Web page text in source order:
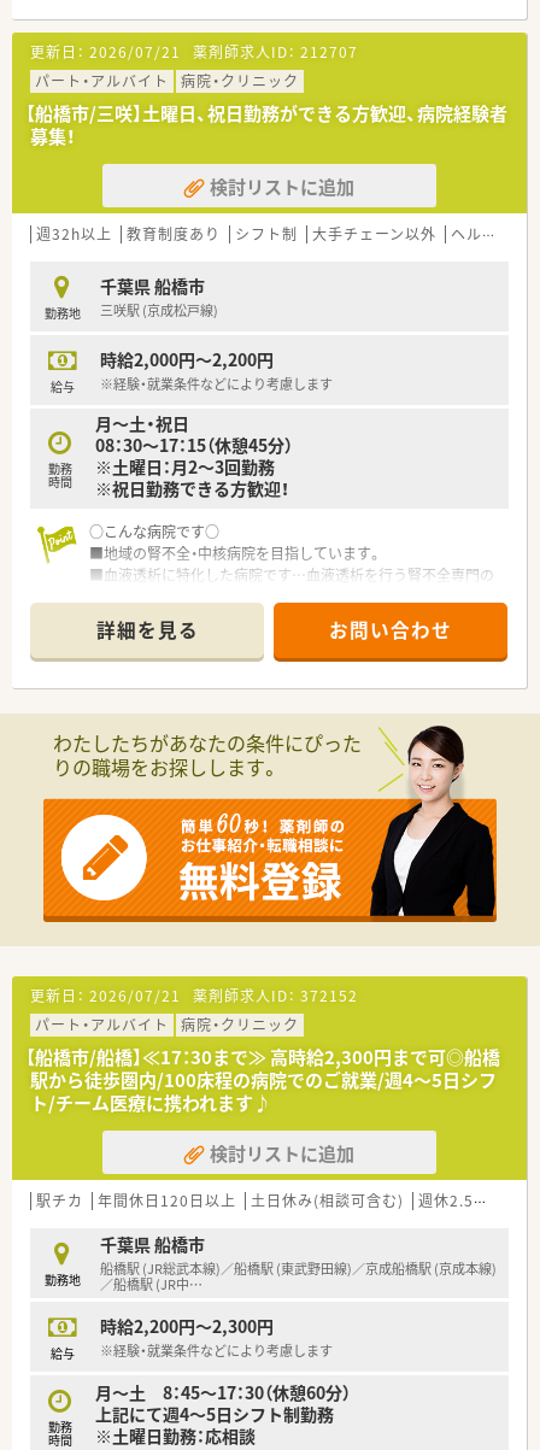
精神科訪問看護、精神科デイケア、アルコールデイケア、精神科
作業療法でのリハビリ等により、社会復帰に向けた支援もされて
いる病院です。
〇業務内容〇
精神科病院のため、調剤業務がメインになります。
いただきます。
〇おすすめポイント〇
■有休消化率は90％以上！時間単位での取得も可能です。
■野球部等の部活動や、親睦会主催の忘年会もあり、職員間でも
コミュニケーションが取れる場がございます。
日本全国にある保養施設を会員価格で宿泊することも可能です！
〇こんな方におすすめ〇
■専門性を磨かれたい方
■車通勤が可能な方
更新日： 2026/07/21 薬剤師求人ID： 212707
パート・アルバイト
病院・クリニック
【船橋市/三咲】土曜日、祝日勤務ができる方歓迎、病院経験者
募集！
検討リストに追加
週32h以上 教育制度あり シフト制 大手チェーン以外 ヘルプ体制充実
勤務地
千葉県 船橋市
三咲駅 (京成松戸線)
給与
時給2,000円～2,200円
※経験・就業条件などにより考慮します
勤務
時間
月～土・祝日
08：30～17：15（休憩45分）
※土曜日：月2～3回勤務
※祝日勤務できる方歓迎！
○こんな病院です○
■地域の腎不全・中核病院を目指しています。
■血液透析に特化した病院です…血液透析を行う腎不全専門の
詳細を見る お問い合わせ
わたしたちがあなたの条件にぴった
りの職場をお探しします。
更新日： 2026/07/21 薬剤師求人ID： 372152
パート・アルバイト
病院・クリニック
【船橋市/船橋】≪17：30まで≫ 高時給2,300円まで可◎船橋
駅から徒歩圏内/100床程の病院でのご就業/週4～5日シフ
ト/チーム医療に携われます♪
検討リストに追加
駅チカ 年間休日120日以上 土日休み(相談可含む) 週休2.5日以上
勤務地
千葉県 船橋市
船橋駅 (JR総武本線)／船橋駅 (東武野田線)／京成船橋駅 (京成本線)
／船橋駅 (JR中…
給与
時給2,200円～2,300円
※経験・就業条件などにより考慮します
勤務
時間
月～土 8：45～17：30（休憩60分）
上記にて週4～5日シフト制勤務
※土曜日勤務：応相談